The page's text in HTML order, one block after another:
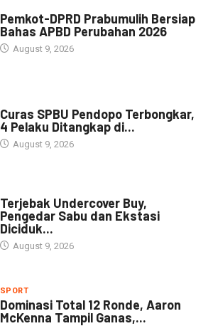
Pemkot-DPRD Prabumulih Bersiap
Bahas APBD Perubahan 2026
August 9, 2026
Curas SPBU Pendopo Terbongkar,
4 Pelaku Ditangkap di...
August 9, 2026
Terjebak Undercover Buy,
Pengedar Sabu dan Ekstasi
Diciduk...
August 9, 2026
SPORT
Dominasi Total 12 Ronde, Aaron
McKenna Tampil Ganas,...